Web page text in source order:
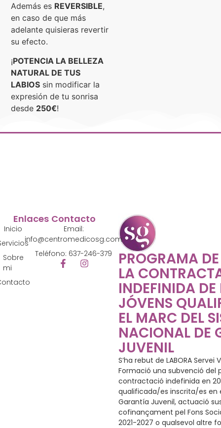
Además es REVERSIBLE,
en caso de que más
adelante quisieras revertir
su efecto.
¡POTENCIA LA BELLEZA
NATURAL DE TUS
LABIOS sin modificar la
expresión de tu sonrisa
desde 250€!
PROGRAMA
LA
INDEFINIDA DE
JÓVENS
EL MARC DEL
NACIONAL DE
JUVENIL
S’ha rebut de LABORA Servei
Formació una subvenció del
contractació indefinida en
qualificada/es inscrita/es en
Garantía Juvenil, actuació
cofinançament pel Fons
2021-2027 o qualsevol altre
Enlaces
Inicio
Sobre
mi
Contacto
Email:
info@centromedicosg.com
Teléfono: 637-246-379